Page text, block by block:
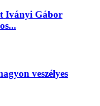
Iványi Gábor
veszélyes